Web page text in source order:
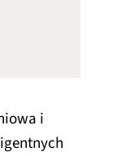
i